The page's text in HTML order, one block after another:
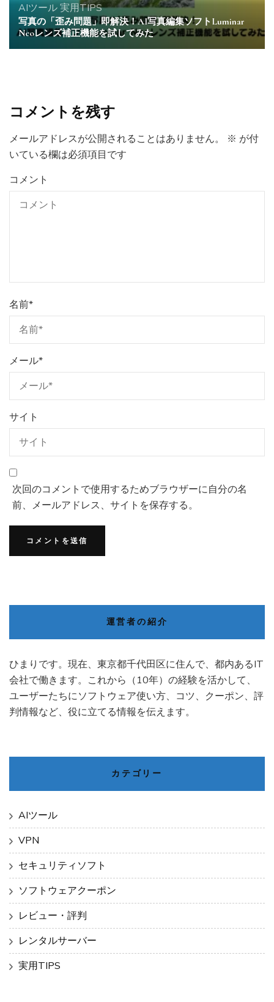
AIツール実用TIPS
写真の「歪み問題」即解決！AI写真編集ソフトLuminar
Neoレンズ補正機能を試してみた
コメントを残す
メールアドレスが公開されることはありません。 ※ が付
いている欄は必須項目です
コメント
名前*
メール*
サイト
次回のコメントで使用するためブラウザーに自分の名
前、メールアドレス、サイトを保存する。
運営者の紹介
ひまりです。現在、東京都千代田区に住んで、都内あるIT
会社で働きます。これから（10年）の経験を活かして、
ユーザーたちにソフトウェア使い方、コツ、クーポン、評
判情報など、役に立てる情報を伝えます。
カテゴリー
AIツール
VPN
セキュリティソフト
ソフトウェアクーポン
レビュー・評判
レンタルサーバー
実用TIPS